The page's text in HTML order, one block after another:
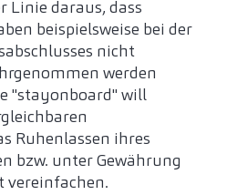
Linie daraus, dass
beispielsweise bei der
nicht
werden
"stayonboard" will
Ruhenlassen ihres
bzw. unter Gewährung
vereinfachen.